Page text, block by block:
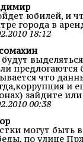
юбилей, и
города в
18:12
будут
что
и
зайдите
00:38
могут быть
по улице